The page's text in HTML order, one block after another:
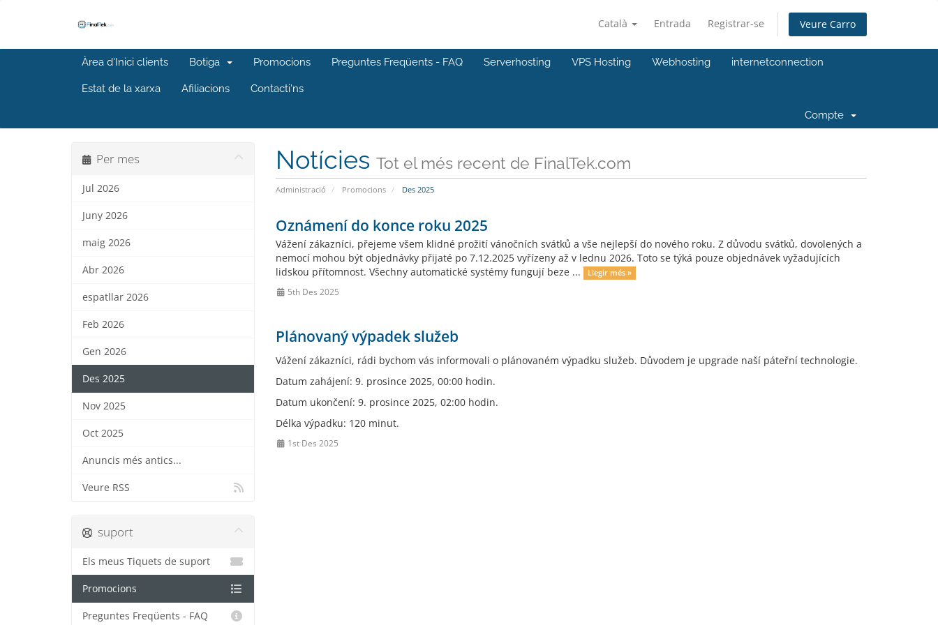
Català Entrada Registrar-se Veure Carro
Àrea d'Inici clients Botiga Promocions Preguntes Freqüents - FAQ Serverhosting VPS Hosting Webhosting internetconnection
Estat de la xarxa Afiliacions Contacti'ns
Compte
Notícies Tot el més recent de FinalTek.com
Administració Promocions Des 2025
Per mes
Jul 2026
Juny 2026
maig 2026
Abr 2026
espatllar 2026
Feb 2026
Gen 2026
Des 2025
Nov 2025
Oct 2025
Anuncis més antics...
Veure RSS
Oznámení do konce roku 2025
Vážení zákazníci, přejeme všem klidné prožití vánočních svátků a vše nejlepší do nového roku. Z důvodu svátků, dovolených a
nemocí mohou být objednávky přijaté po 7.12.2025 vyřízeny až v lednu 2026. Toto se týká pouze objednávek vyžadujících
lidskou přítomnost. Všechny automatické systémy fungují beze ...
Llegir més »
5th Des 2025
Plánovaný výpadek služeb
Vážení zákazníci, rádi bychom vás informovali o plánovaném výpadku služeb. Důvodem je upgrade naší páteřní technologie.
Datum zahájení: 9. prosince 2025, 00:00 hodin.
Datum ukončení: 9. prosince 2025, 02:00 hodin.
Délka výpadku: 120 minut.
1st Des 2025
suport
Els meus Tiquets de suport
Promocions
Preguntes Freqüents - FAQ